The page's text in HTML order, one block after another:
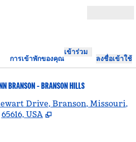
การเข้าพักของคุณ
เข้าร่วม
ลงชื่อเข้าใช้
BRANSON - BRANSON HILLS
Drive, Branson, Missouri,
65616, USA